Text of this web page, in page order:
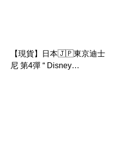
【現貨】日本🇯🇵東京迪士
尼 第4彈 “ Disney